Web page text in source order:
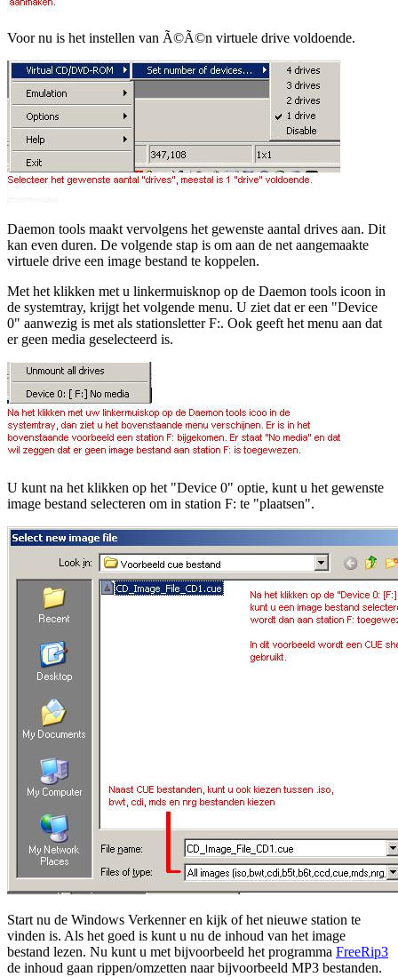
Voor nu is het instellen van Ã©Ã©n virtuele drive voldoende.
Daemon tools maakt vervolgens het gewenste aantal drives aan. Dit
kan even duren. De volgende stap is om aan de net aangemaakte
virtuele drive een image bestand te koppelen.
Met het klikken met u linkermuisknop op de Daemon tools icoon in
de systemtray, krijgt het volgende menu. U ziet dat er een "Device
0" aanwezig is met als stationsletter F:. Ook geeft het menu aan dat
er geen media geselecteerd is.
U kunt na het klikken op het "Device 0" optie, kunt u het gewenste
image bestand selecteren om in station F: te "plaatsen".
Start nu de Windows Verkenner en kijk of het nieuwe station te
vinden is. Als het goed is kunt u nu de inhoud van het image
bestand lezen. Nu kunt u met bijvoorbeeld het programma FreeRip3
de inhoud gaan rippen/omzetten naar bijvoorbeeld MP3 bestanden.